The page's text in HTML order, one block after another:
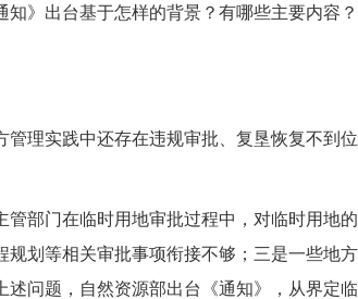
出台基于怎样的背景？有哪些主要内容
实践中还存在违规审批、复垦恢复不到
门在临时用地审批过程中，对临时用地
划等相关审批事项衔接不够；三是一些地
问题，自然资源部出台《通知》，从界定